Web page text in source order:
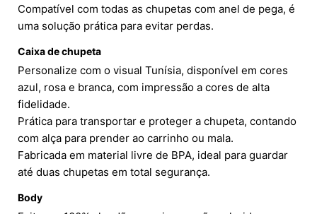
Compatível com todas as chupetas com anel de pega, é
uma solução prática para evitar perdas.
Caixa de chupeta
Personalize com o visual Tunísia, disponível em cores
azul, rosa e branca, com impressão a cores de alta
fidelidade.
Prática para transportar e proteger a chupeta, contando
com alça para prender ao carrinho ou mala.
Fabricada em material livre de BPA, ideal para guardar
até duas chupetas em total segurança.
Body